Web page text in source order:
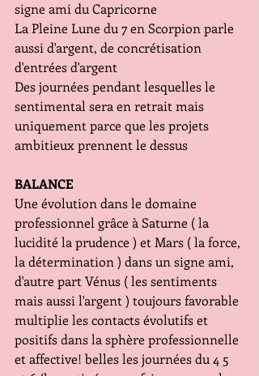
signe ami du Capricorne
La Pleine Lune du 7 en Scorpion parle
aussi d'argent, de concrétisation
d'entrées d'argent
Des journées pendant lesquelles le
sentimental sera en retrait mais
uniquement parce que les projets
ambitieux prennent le dessus
BALANCE
Une évolution dans le domaine
professionnel grâce à Saturne ( la
lucidité la prudence ) et Mars ( la force,
la détermination ) dans un signe ami,
d'autre part Vénus ( les sentiments
mais aussi l'argent ) toujours favorable
multiplie les contacts évolutifs et
positifs dans la sphère professionnelle
et affective! belles les journées du 4 5